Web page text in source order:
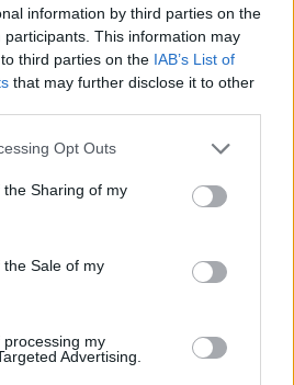
information by third parties on the
participants. This information may
third parties on the IAB’s List of
that may further disclose it to other
app uses one or more Google
usage behaviour. You may click to
Google and its third-party tags to
purposes in below Google
Opt Outs
Sharing of my
Sale of my
my
Advertising.
értesülj a friss hírekről a